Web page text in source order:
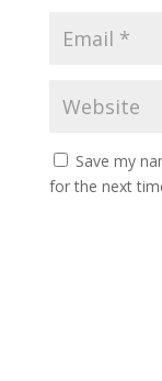
Save my
for the next